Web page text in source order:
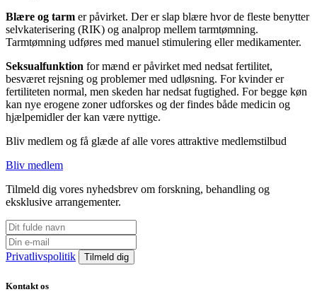
Blære og tarm er påvirket. Der er slap blære hvor de fleste benytter
selvkaterisering (RIK) og analprop mellem tarmtømning.
Tarmtømning udføres med manuel stimulering eller medikamenter.
Seksualfunktion for mænd er påvirket med nedsat fertilitet,
besværet rejsning og problemer med udløsning. For kvinder er
fertiliteten normal, men skeden har nedsat fugtighed. For begge køn
kan nye erogene zoner udforskes og der findes både medicin og
hjælpemidler der kan være nyttige.
Bliv medlem og få glæde af alle vores attraktive medlemstilbud
Bliv medlem
Tilmeld dig vores nyhedsbrev om forskning, behandling og
eksklusive arrangementer.
Privatlivspolitik
Kontakt os